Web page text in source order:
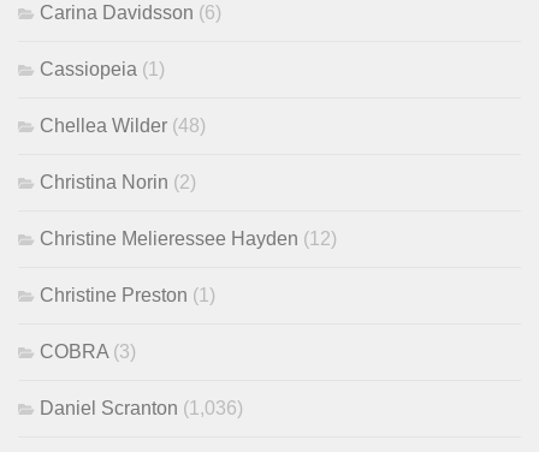
Carina Davidsson (6)
Cassiopeia (1)
Chellea Wilder (48)
Christina Norin (2)
Christine Melieressee Hayden (12)
Christine Preston (1)
COBRA (3)
Daniel Scranton (1,036)